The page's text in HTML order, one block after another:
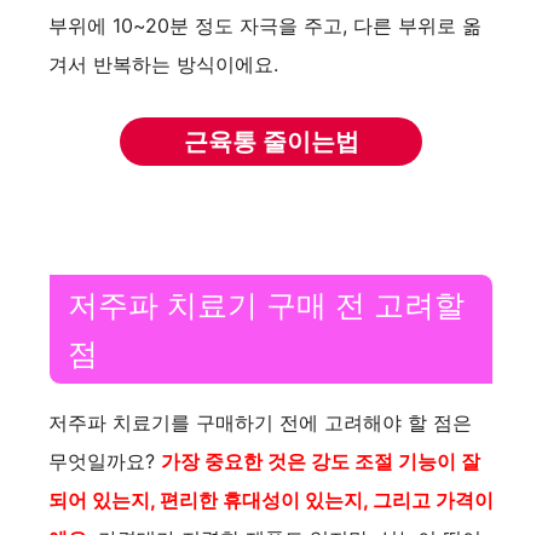
o
부위에 10~20분 정도 자극을 주고, 다른 부위로 옮
겨서 반복하는 방식이에요.
근육통 줄이는법
저주파 치료기 구매 전 고려할
점
저주파 치료기를 구매하기 전에 고려해야 할 점은
무엇일까요? 가장 중요한 것은 강도 조절 기능이 잘
되어 있는지, 편리한 휴대성이 있는지, 그리고 가격이